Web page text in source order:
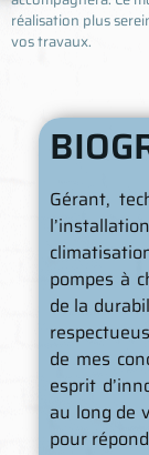
réalisation plus
vos travaux.
Gérant,
pompes à
de la
de mes
esprit
au long de
pour